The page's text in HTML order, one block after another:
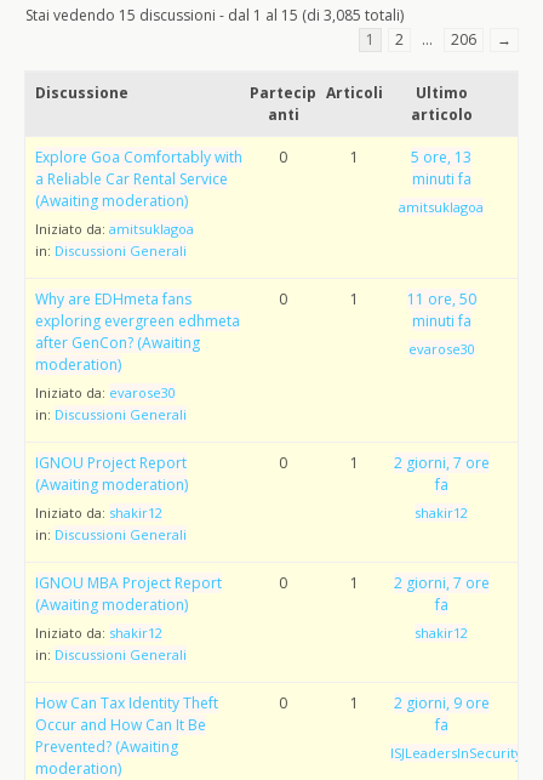
Stai vedendo 15 discussioni - dal 1 al 15 (di 3,085 totali)
1
2 … 206 →
Discussione
Partecip
anti
Articoli
Ultimo
articolo
Explore Goa Comfortably with
a Reliable Car Rental Service
(Awaiting moderation)
Iniziato da: amitsuklagoa
in: Discussioni Generali
0 1
5 ore, 13
minuti fa
amitsuklagoa
Why are EDHmeta fans
exploring evergreen edhmeta
after GenCon? (Awaiting
moderation)
Iniziato da: evarose30
in: Discussioni Generali
0 1
11 ore, 50
minuti fa
evarose30
IGNOU Project Report
(Awaiting moderation)
Iniziato da: shakir12
in: Discussioni Generali
0 1
2 giorni, 7 ore
fa
shakir12
IGNOU MBA Project Report
(Awaiting moderation)
Iniziato da: shakir12
in: Discussioni Generali
0 1
2 giorni, 7 ore
fa
shakir12
How Can Tax Identity Theft
Occur and How Can It Be
Prevented? (Awaiting
moderation)
0 1
2 giorni, 9 ore
fa